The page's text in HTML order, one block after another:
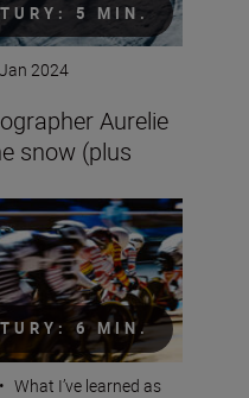
5 MIN.
2024
Aurelie
snow (plus
6 MIN.
up with cyclists and
• What I’ve learned as